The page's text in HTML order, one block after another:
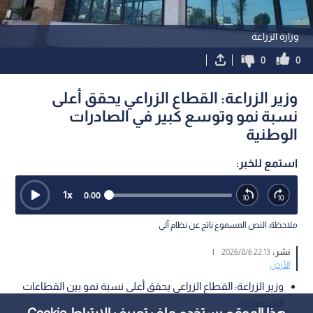
وزارة الزراعة
0
0
وزير الزراعة: القطاع الزراعي يحقق أعلى
نسبة نمو وتوسع كبير في الصادرات
الوطنية
استمع للخبر:
0:00
1x
ملاحظة: النص المسموع ناتج عن نظام آلي
نشر :22:13 2026/8/6
الأردن
وزير الزراعة: القطاع الزراعي يحقق أعلى نسبة نمو بين القطاعات